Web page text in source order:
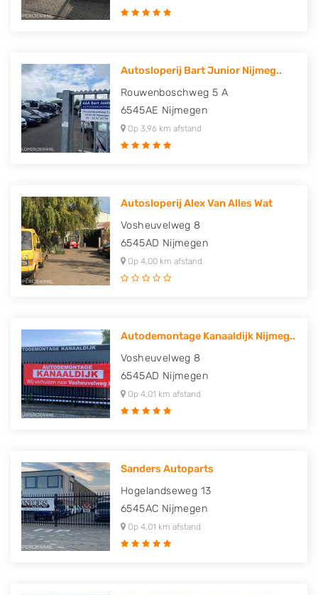
Autosloperij Bart Junior Nijmeg..
Rouwenboschweg 5 A
6545AE Nijmegen
Op 3,96 km afstand
Autosloperij Alex Van Alles Wat
Vosheuvelweg 8
6545AD Nijmegen
Op 4,00 km afstand
Autodemontage Kanaaldijk Nijmeg..
Vosheuvelweg 8
6545AD Nijmegen
Op 4,01 km afstand
Sanders Autoparts
Hogelandseweg 13
6545AC Nijmegen
Op 4,01 km afstand